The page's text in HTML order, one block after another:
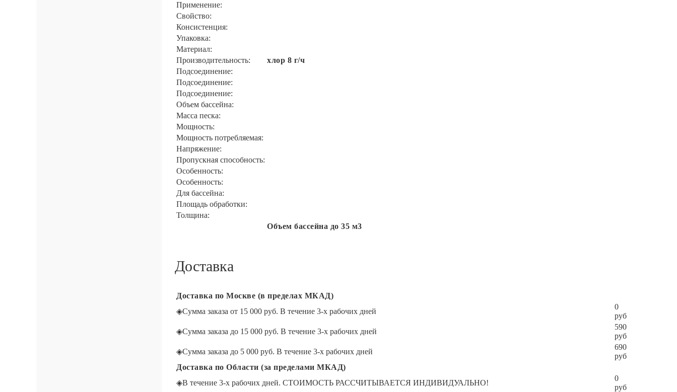
Применение:
Свойство:
Консистенция:
Упаковка:
Материал:
Производительность:
хлор 8 г/ч
Подсоединение:
Подсоединение:
Подсоединение:
Объем бассейна:
Масса песка:
Мощность:
Мощность потребляемая:
Напряжение:
Пропускная способность:
Особенность:
Особенность:
Для бассейна:
Площадь обработки:
Толщина:
Объем бассейна до 35 м3
Доставка
Доставка по Москве (в пределах МКАД)
◈Сумма заказа от 15 000 руб. В течение 3-х рабочих дней
0
руб
◈Сумма заказа до 15 000 руб. В течение 3-х рабочих дней
590
руб
◈Сумма заказа до 5 000 руб. В течение 3-х рабочих дней
690
руб
Доставка по Области (за пределами МКАД)
◈В течение 3-х рабочих дней. СТОИМОСТЬ РАССЧИТЫВАЕТСЯ ИНДИВИДУАЛЬНО!
0
руб